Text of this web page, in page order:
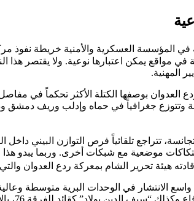
في المؤسسة العسكرية والأمنية خريطة نفوذ
مواقع يمكن اعتبارها نوعية. ولا يقتصر هذا
المهنية.
بوصفها الكتلة الأكثر تحكماً في مفاصل
وتتوزع جغرافياً في حماه وإدلب وريف دمشق
تتراجع تلقائياً فرص التوازن
موضعية مع شبكات أخرى. وربما يبدو هذا
هيئة تحرير الشام بمعركة ردع العدوان
الانتشار في الوحدات البرية متوسطة